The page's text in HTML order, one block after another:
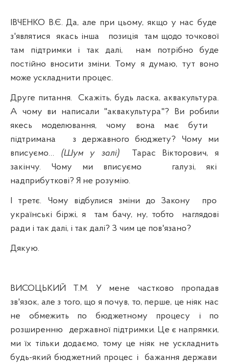
ІВЧЕНКО В.Є. Да, але при цьому, якщо у нас буде
з'являтися
якась інша позиція
там щодо точкової
там підтримки і так далі,
нам потрібно буде
постійно вносити зміни. Тому я думаю, тут воно
може ускладнити процес.
Друге питання.
Скажіть, будь ласка, аквакультура.
А чому ви написали "аквакультура"? Ви робили
якесь моделювання, чому вона має бути
підтримана
з державного бюджету? Чому ми
вписуємо… (Шум у залі)
Тарас Вікторович, я
закінчу. Чому ми вписуємо
галузі, які
надприбуткові? Я не розумію.
І третє. Чому відбулися зміни до Закону
про
українські біржі, я
там бачу, ну, тобто
наглядові
ради і так далі, і так далі? З чим це пов'язано?
Дякую.
ВИСОЦЬКИЙ Т.М. У мене частково пропадав
зв'язок, але з того, що я почув, то, перше, це ніяк нас
не обмежить по бюджетному процесу і по
розширенню
державної підтримки. Це є напрямки,
ми їх тільки додаємо, тому це ніяк не ускладнить
будь-який бюджетний процес і
бажання держави